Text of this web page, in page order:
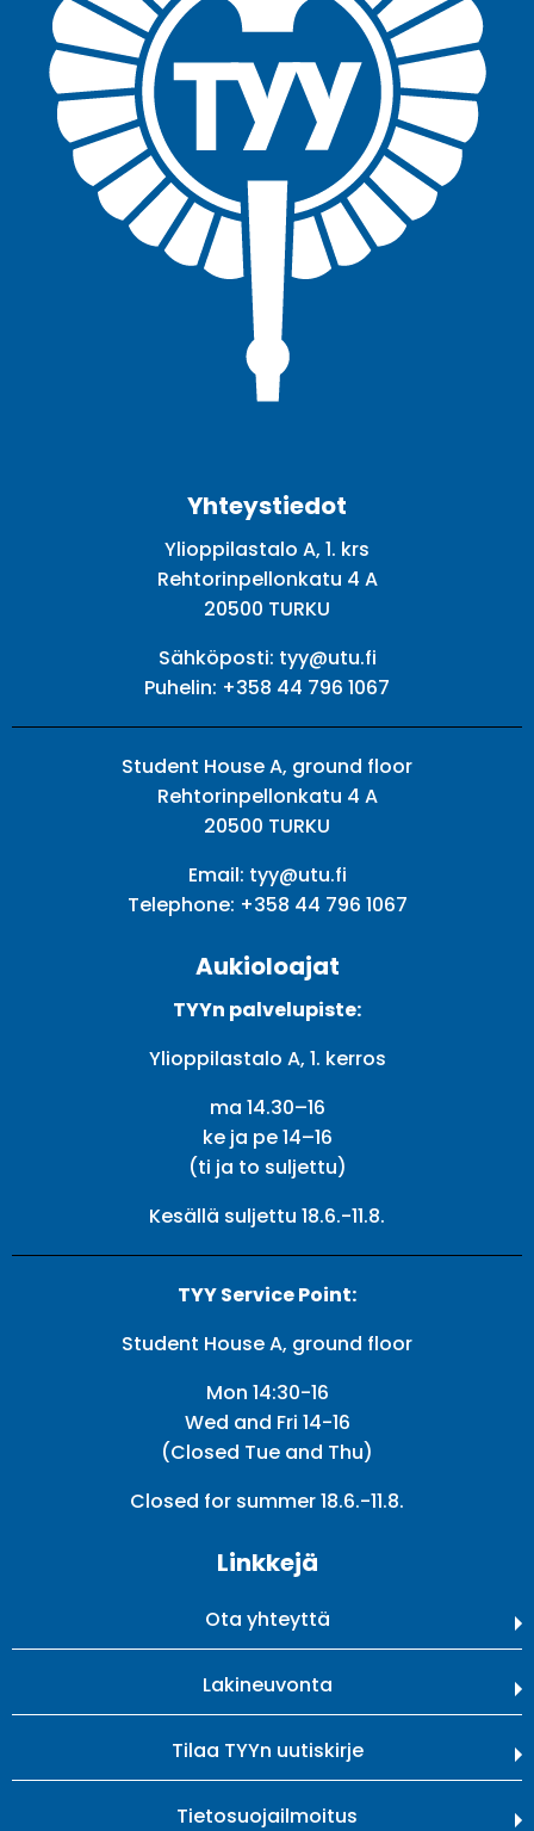
Yhteystiedot
Ylioppilastalo A, 1. krs
Rehtorinpellonkatu 4 A
20500 TURKU
Sähköposti: tyy@utu.fi
Puhelin: +358 44 796 1067
Student House A, ground floor
Rehtorinpellonkatu 4 A
20500 TURKU
Email: tyy@utu.fi
Telephone: +358 44 796 1067
Aukioloajat
TYYn palvelupiste:
Ylioppilastalo A, 1. kerros
ma 14.30–16
ke ja pe 14–16
(ti ja to suljettu)
Kesällä suljettu 18.6.-11.8.
TYY Service Point:
Student House A, ground floor
Mon 14:30-16
Wed and Fri 14-16
(Closed Tue and Thu)
Closed for summer 18.6.-11.8.
Linkkejä
Ota yhteyttä
Lakineuvonta
Tilaa TYYn uutiskirje
Tietosuojailmoitus